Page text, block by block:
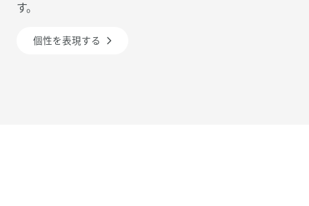
す。
個性を表現する